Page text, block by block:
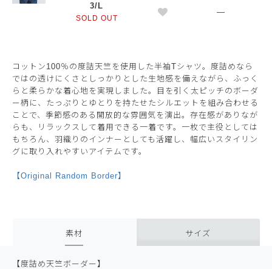
3/L
SOLD OUT
—
コットン100％の度詰天竺を使用した半袖Tシャツ。度詰めなら
ではの透けにくさとしっかりとした生地感を備えながら、ふっく
らと柔らかな着心地を実現しました。目を引く太ピッチのボーダ
ー柄に、たっぷりとゆとりを持たせたシルエットを組み合わせる
ことで、季節感のある開放的な雰囲気を演出。存在感がありなが
らも、リラックスして着用できる一着です。一枚で主役としては
もちろん、羽織りのインナーとしても活躍し、幅広いスタイリン
グに取り入れやすいアイテムです。
【Original Random Border】
素材 サイズ
【度詰め天竺ボーダー】